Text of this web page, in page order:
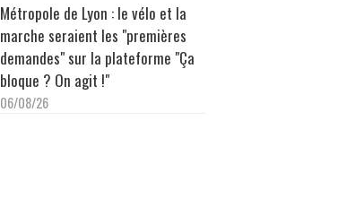
Métropole de Lyon : le vélo et la
marche seraient les "premières
demandes" sur la plateforme "Ça
bloque ? On agit !"
06/08/26